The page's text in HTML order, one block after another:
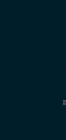
7 (U18 ja U21/